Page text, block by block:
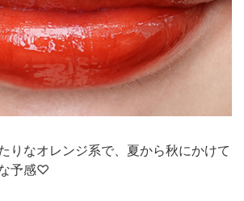
りなオレンジ系で、夏から秋にかけて
予感♡